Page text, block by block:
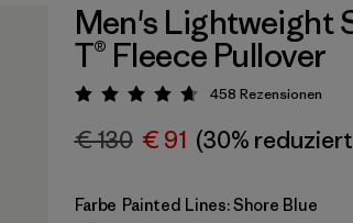
Men's Lightweight
T® Fleece Pullover
Bewertung: 4.7 / 5
458 Rezensionen
€ 130 € 91 (30%
Farbe Painted Lines: Shore Blue